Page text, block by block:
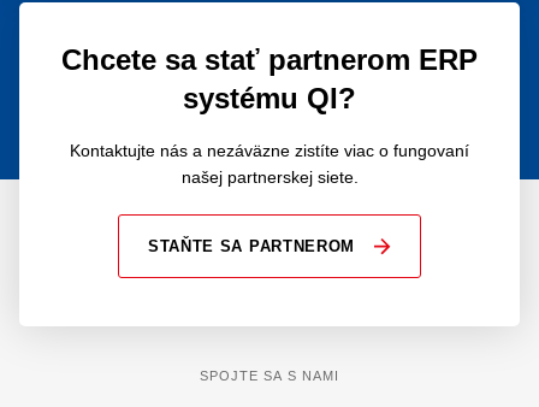
Chcete sa stať partnerom ERP
systému QI?
Kontaktujte nás a nezáväzne zistíte viac o fungovaní
našej partnerskej siete.
STAŇTE SA PARTNEROM
SPOJTE SA S NAMI